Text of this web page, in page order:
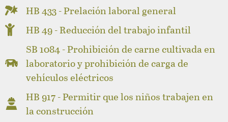
HB 433 - Prelación laboral general
HB 49 - Reducción del trabajo infantil
SB 1084 - Prohibición de carne cultivada en
laboratorio y prohibición de carga de
vehículos eléctricos
HB 917 - Permitir que los niños trabajen en
la construcción